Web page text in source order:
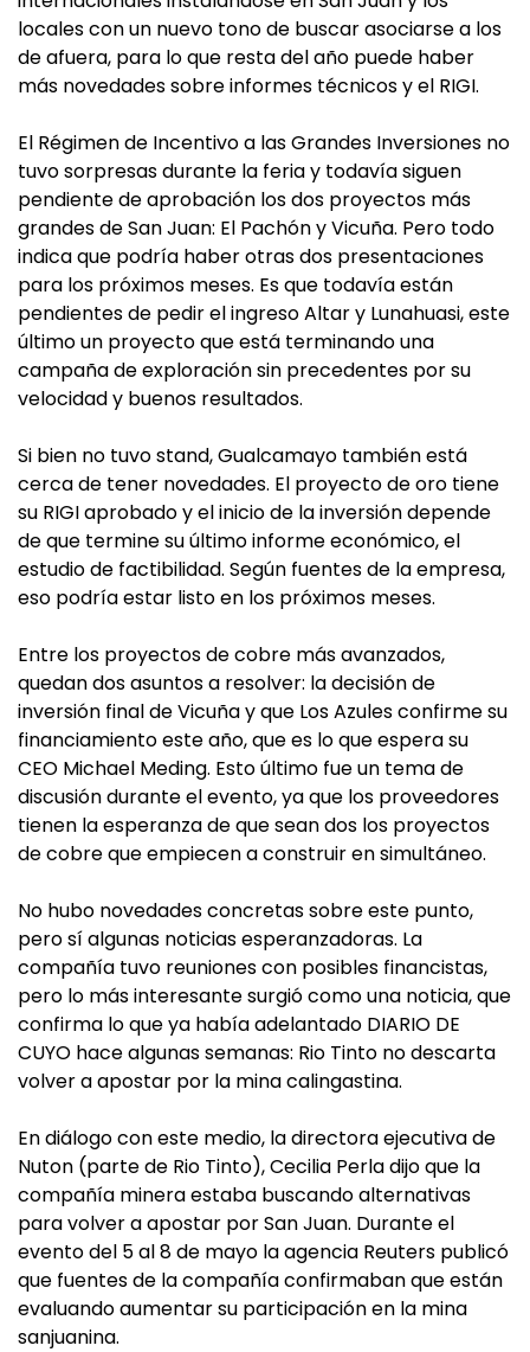
locales con un nuevo tono de buscar asociarse a los
de afuera, para lo que resta del año puede haber
más novedades sobre informes técnicos y el RIGI.
El Régimen de Incentivo a las Grandes Inversiones no
tuvo sorpresas durante la feria y todavía siguen
pendiente de aprobación los dos proyectos más
grandes de San Juan: El Pachón y Vicuña. Pero todo
indica que podría haber otras dos presentaciones
para los próximos meses. Es que todavía están
pendientes de pedir el ingreso Altar y Lunahuasi, este
último un proyecto que está terminando una
campaña de exploración sin precedentes por su
velocidad y buenos resultados.
Si bien no tuvo stand, Gualcamayo también está
cerca de tener novedades. El proyecto de oro tiene
su RIGI aprobado y el inicio de la inversión depende
de que termine su último informe económico, el
estudio de factibilidad. Según fuentes de la empresa,
eso podría estar listo en los próximos meses.
Entre los proyectos de cobre más avanzados,
quedan dos asuntos a resolver: la decisión de
inversión final de Vicuña y que Los Azules confirme su
financiamiento este año, que es lo que espera su
CEO Michael Meding. Esto último fue un tema de
discusión durante el evento, ya que los proveedores
tienen la esperanza de que sean dos los proyectos
de cobre que empiecen a construir en simultáneo.
No hubo novedades concretas sobre este punto,
pero sí algunas noticias esperanzadoras. La
compañía tuvo reuniones con posibles financistas,
pero lo más interesante surgió como una noticia, que
confirma lo que ya había adelantado DIARIO DE
CUYO hace algunas semanas: Rio Tinto no descarta
volver a apostar por la mina calingastina.
En diálogo con este medio, la directora ejecutiva de
Nuton (parte de Rio Tinto), Cecilia Perla dijo que la
compañía minera estaba buscando alternativas
para volver a apostar por San Juan. Durante el
evento del 5 al 8 de mayo la agencia Reuters publicó
que fuentes de la compañía confirmaban que están
evaluando aumentar su participación en la mina
sanjuanina.